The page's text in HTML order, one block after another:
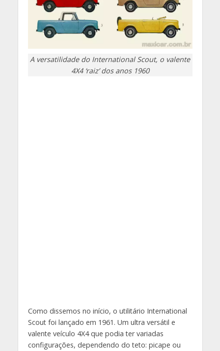
A versatilidade do International Scout, o valente
4X4 ‘raiz’ dos anos 1960
Como dissemos no início, o utilitário International
Scout foi lançado em 1961. Um ultra versátil e
valente veículo 4X4 que podia ter variadas
configurações, dependendo do teto: picape ou